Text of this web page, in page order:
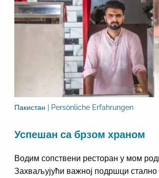
Пакистан | Persönliche Erfahrungen
Успешан са брзом храном
Водим сопствени ресторан у мом
Захваљујући важној подршци